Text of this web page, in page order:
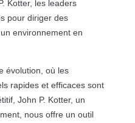
Kotter, les leaders
pour diriger des
environnement en
évolution, où les
rapides et efficaces sont
John P. Kotter, un
nous offre un outil